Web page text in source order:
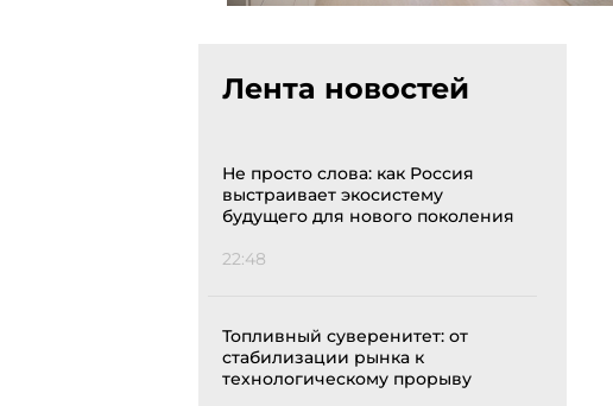
Лента новостей
Не просто слова: как Россия
выстраивает экосистему
будущего для нового поколения
22:48
Топливный суверенитет: от
стабилизации рынка к
технологическому прорыву